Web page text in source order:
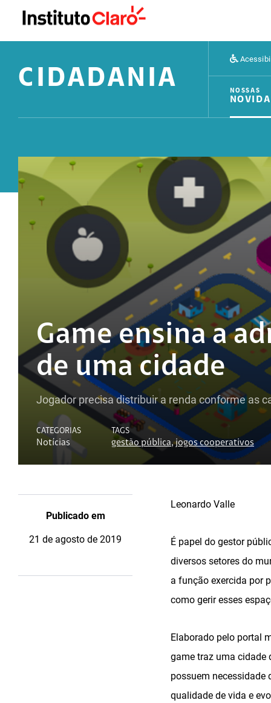
CIDADANIA NOSSAS
Game ensina a
de uma cidade
Jogador precisa distribuir a renda conforme as
CATEGORIAS
Notícias
TAGS
gestão pública,jogos cooperativos
Publicado em
21 de agosto de 2019
Leonardo Valle
É papel do gestor
diversos setores do
a função exercida por
como gerir esses
Elaborado pelo portal
game traz uma cidade
possuem necessidade
qualidade de vida e